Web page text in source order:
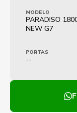
MODELO
PARADISO
NEW G7
PORTAS
--